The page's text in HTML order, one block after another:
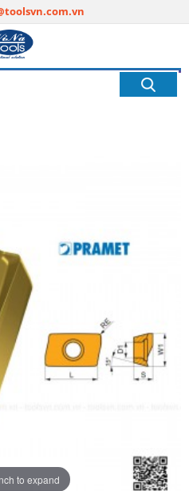
to expand